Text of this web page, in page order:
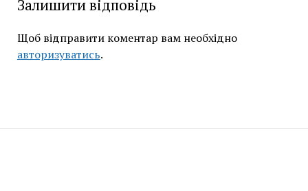
Залишити відповідь
Щоб відправити коментар вам необхідно
авторизуватись.